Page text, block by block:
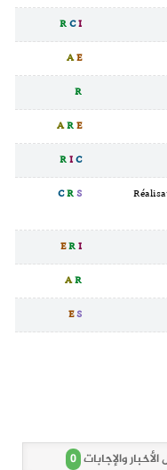
RCI
AE
R
ARE
RIC
CRS
ERI
AR
ES
والإجابات 0